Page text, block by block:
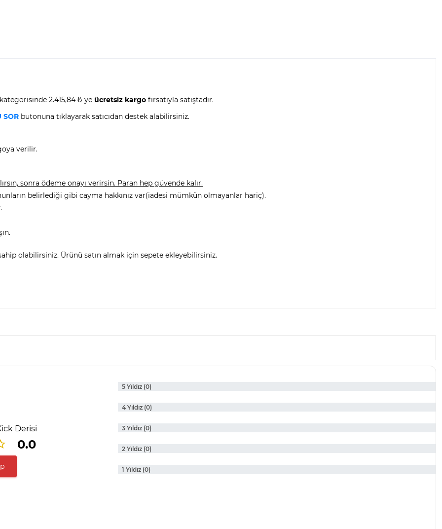
2.415,84 ₺ ye ücretsiz kargo fırsatıyla satıştadır.
SOR butonuna tıklayarak satıcıdan destek alabilirsiniz.
verilir.
sonra ödeme onayı verirsin. Paran hep güvende kalır.
belirlediği gibi cayma hakkınız var(iadesi mümkün olmayanlar hariç).
olabilirsiniz. Ürünü satın almak için sepete ekleyebilirsiniz.
Derisi
0.0
5 Yıldız (0)
4 Yıldız (0)
3 Yıldız (0)
2 Yıldız (0)
1 Yıldız (0)